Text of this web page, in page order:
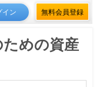
イン 無料会員登録
ための資産